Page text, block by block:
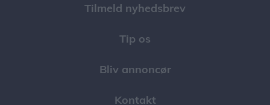
Tilmeld nyhedsbrev
Tip os
Bliv annoncør
Kontakt